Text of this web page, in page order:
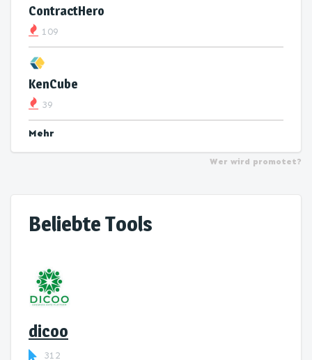
ContractHero
109
KenCube
39
Mehr
Wer wird promotet?
Beliebte Tools
dicoo
312